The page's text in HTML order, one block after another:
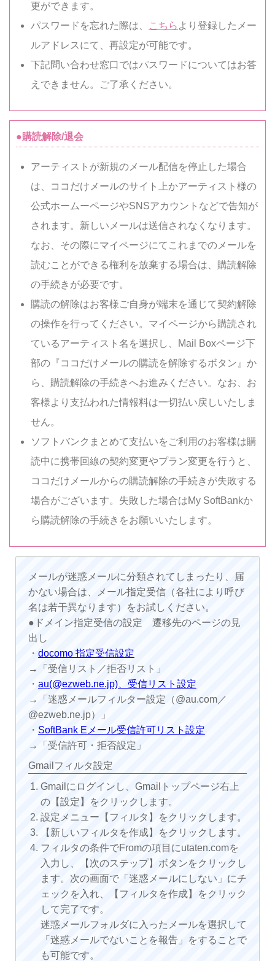
更ができます。
パスワードを忘れた際は、
こちら より登録したメー
ルアドレスにて、再設定が可能です。
下記問い合わせ窓口ではパスワードについてはお答
えできません。ご了承ください。
●購読解除/退会
アーティストが新規のメール配信を停止した場合
は、ココだけメールのサイト上かアーティスト様の
公式ホームーページやSNSアカウントなどで告知が
されます。新しいメールは送信されなくなります。
なお、その際にマイページにてこれまでのメールを
読むことができる権利を放棄する場合は、購読解除
の手続きが必要です。
購読の解除はお客様ご自身が端末を通じて契約解除
の操作を行ってください。マイページから購読され
ているアーティスト名を選択し、Mail Boxページ下
部の『ココだけメールの購読を解除するボタン』か
ら、購読解除の手続きへお進みください。なお、お
客様より支払われた情報料は一切払い戻しいたしま
せん。
ソフトバンクまとめて支払いをご利用のお客様は購
読中に携帯回線の契約変更やプラン変更を行うと、
ココだけメールからの購読解除の手続きが失敗する
場合がございます。失敗した場合はMy SoftBankか
ら購読解除の手続きをお願いいたします。
メールが迷惑メールに分類されてしまったり、届
かない場合は、メール指定受信（各社により呼び
名は若干異なります）をお試しください。
●ドメイン指定受信の設定 遷移先のページの見
出し
・ docomo 指定受信設定
→「受信リスト／拒否リスト」
・ au(@ezweb.ne.jp)、受信リスト設定
→「迷惑メールフィルター設定（@au.com／
@ezweb.ne.jp）」
・ SoftBank Eメール受信許可リスト設定
→「受信許可・拒否設定」
Gmailフィルタ設定
Gmailにログインし、Gmailトップページ右上
の【設定】をクリックします。
設定メニュー【フィルタ】をクリックします。
【新しいフィルタを作成】をクリックします。
フィルタの条件でFromの項目にutaten.comを
入力し、【次のステップ】ボタンをクリックし
ます。次の画面で「迷惑メールにしない」にチ
ェックを入れ、【フィルタを作成】をクリック
して完了です。
迷惑メールフォルダに入ったメールを選択して
「迷惑メールでないことを報告」をすることで
も可能です。